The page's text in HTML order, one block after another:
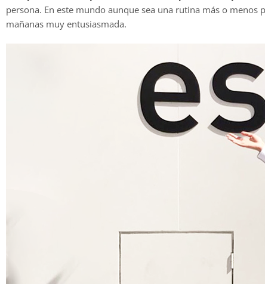
persona. En este mundo aunque sea una rutina más o
mañanas muy entusiasmada.